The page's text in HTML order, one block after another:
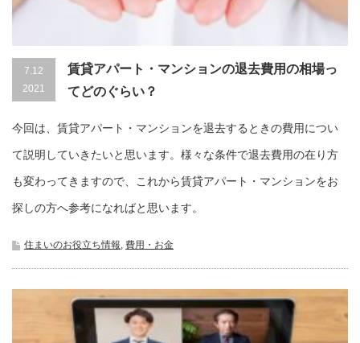
7.12
2021
賃貸アパート・マンションの退去費用の相場っ
てどのぐらい？
今回は、賃貸アパート・マンションを退去するときの費用につい
て説明していきたいと思います。様々な条件で退去費用の在り方
も変わってきますので、これから賃貸アパート・マンションをお
探しの方へ参考になればと思います。
住まいのお役立ち情報 費用・お金